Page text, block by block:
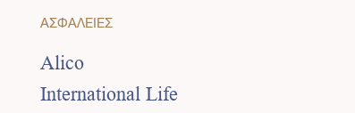
ΑΣΦΑΛΕΙΕΣ
Alico
International Life